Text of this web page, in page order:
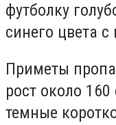
футболку
синего цвета
Приметы
рост около
темные